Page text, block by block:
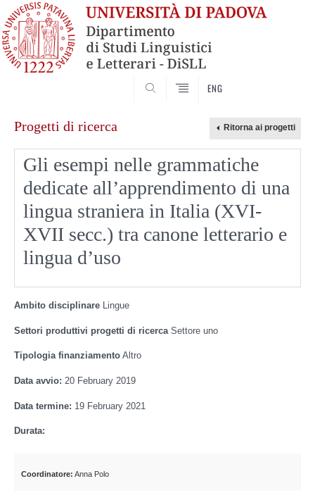
ENG
Progetti di ricerca
Gli esempi nelle grammatiche
dedicate all’apprendimento di una
lingua straniera in Italia (XVI-
XVII secc.) tra canone letterario e
lingua d’uso
Ambito disciplinare Lingue
Settori produttivi progetti di ricerca Settore uno
Tipologia finanziamento Altro
Data avvio: 20 February 2019
Data termine: 19 February 2021
Durata:
Coordinatore: Anna Polo